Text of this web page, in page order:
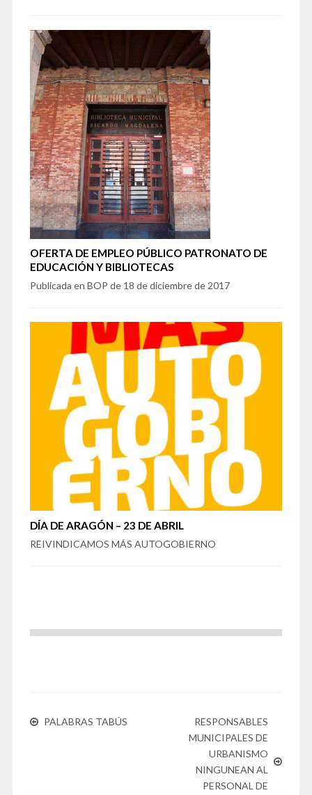
OFERTA DE EMPLEO PÚBLICO PATRONATO DE
EDUCACIÓN Y BIBLIOTECAS
Publicada en BOP de 18 de diciembre de 2017
DÍA DE ARAGÓN – 23 DE ABRIL
REIVINDICAMOS MÁS AUTOGOBIERNO
PALABRAS TABÚS
RESPONSABLES
MUNICIPALES DE
URBANISMO
NINGUNEAN AL
PERSONAL DE